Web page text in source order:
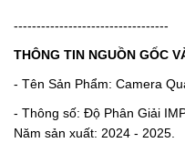
----------------------------------
THÔNG TIN NGUỒN GỐC
- Tên Sản Phẩm: Camera
- Thông số: Độ Phân Giải
Năm sản xuất: 2024 - 2025.